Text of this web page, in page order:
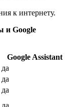
к интернету.
и Google
Google Assistant
да
да
да
да